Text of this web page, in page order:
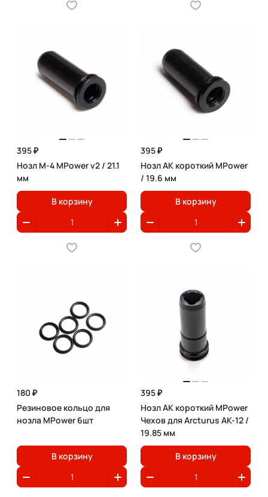
395 ₽
Нозл M-4 MPower v2 / 21.1
мм
В корзину
395 ₽
Нозл АК короткий MPower
/ 19.6 мм
В корзину
180 ₽
Резиновое кольцо для
нозла MPower 6шт
В корзину
395 ₽
Нозл АК короткий MPower
Чехов для Arcturus AK-12 /
19.85 мм
В корзину